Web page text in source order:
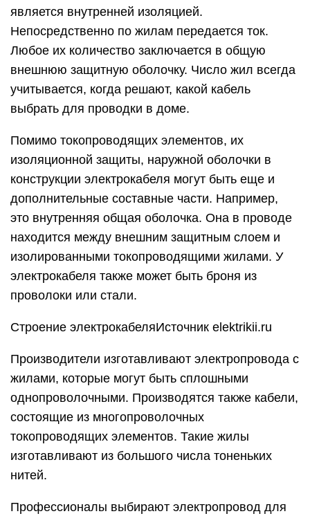
является внутренней изоляцией.
Непосредственно по жилам передается ток.
Любое их количество заключается в общую
внешнюю защитную оболочку. Число жил всегда
учитывается, когда решают, какой кабель
выбрать для проводки в доме.
Помимо токопроводящих элементов, их
изоляционной защиты, наружной оболочки в
конструкции электрокабеля могут быть еще и
дополнительные составные части. Например,
это внутренняя общая оболочка. Она в проводе
находится между внешним защитным слоем и
изолированными токопроводящими жилами. У
электрокабеля также может быть броня из
проволоки или стали.
Строение электрокабеляИсточник elektrikii.ru
Производители изготавливают электропровода с
жилами, которые могут быть сплошными
однопроволочными. Производятся также кабели,
состоящие из многопроволочных
токопроводящих элементов. Такие жилы
изготавливают из большого числа тоненьких
нитей.
Профессионалы выбирают электропровод для